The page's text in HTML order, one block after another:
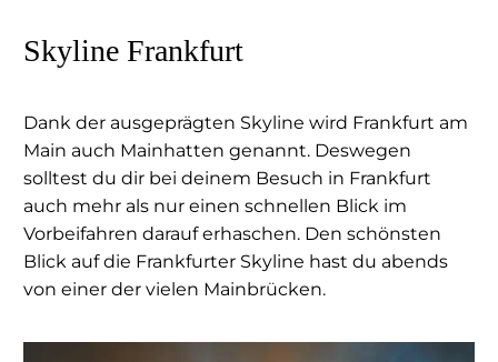
Skyline Frankfurt
Dank der ausgeprägten Skyline wird Frankfurt am
Main auch Mainhatten genannt. Deswegen
solltest du dir bei deinem Besuch in Frankfurt
auch mehr als nur einen schnellen Blick im
Vorbeifahren darauf erhaschen. Den schönsten
Blick auf die Frankfurter Skyline hast du abends
von einer der vielen Mainbrücken.